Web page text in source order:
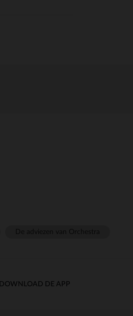
DOWNLOAD DE APP